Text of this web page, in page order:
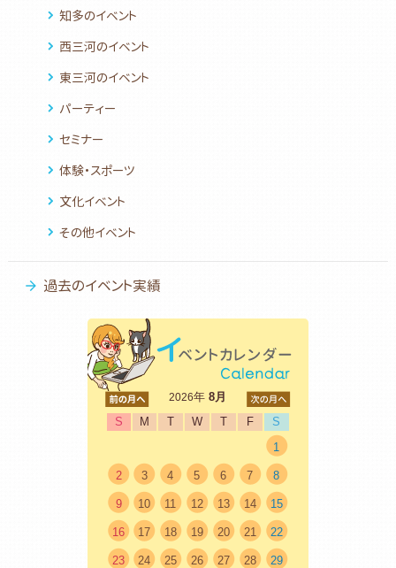
知多のイベント
西三河のイベント
東三河のイベント
パーティー
セミナー
体験・スポーツ
文化イベント
その他イベント
過去のイベント実績
2026年8月
S
M T W T F
S
1
2 3 4 5 6 7 8
9 10 11 12 13 14 15
16 17 18 19 20 21 22
23 24 25 26 27 28 29